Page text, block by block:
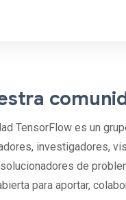
TensorFlow es un
investigadores,
de
para aportar,